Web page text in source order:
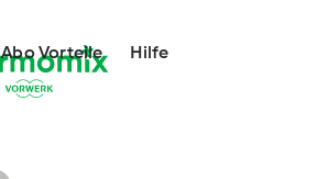
Abo Vorteile Hilfe